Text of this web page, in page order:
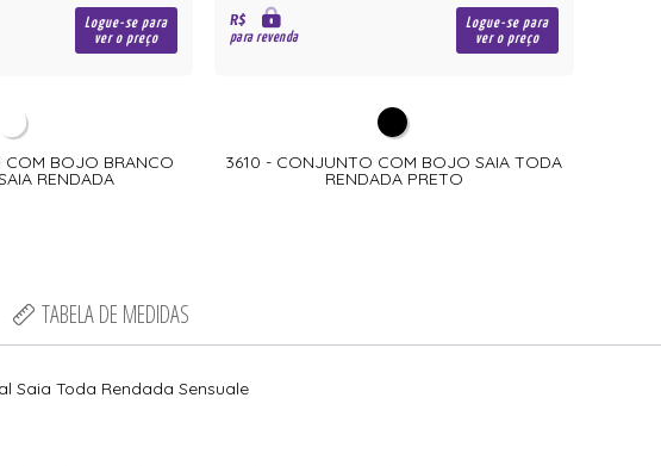
Logue-se para
ver o preço
BOJO BRANCO
RENDADA
R$
para revenda
Logue-se para
ver o preço
3610 - CONJUNTO COM BOJO SAIA TODA
RENDADA PRETO
TABELA DE MEDIDAS
Saia Toda Rendada Sensuale